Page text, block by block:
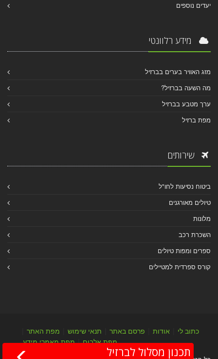
יעדים נוספים
מידע רלוונטי
מזג האוויר בערים בברזיל
מה השעה בברזיל?
ערך מטבע בברזיל
מפת ברזיל
שירותים
ביטוח נסיעות לחו"ל
טיולים מאורגנים
מלונות
השכרת רכב
ספרים ומפות טיולים
קורס ספרדית למטיילים
כתוב לי אודות פרסם באתר תנאי שימוש מפת האתר
מפת אלבום|מפת מאמרי מידע
תכנון מסלול לברזיל